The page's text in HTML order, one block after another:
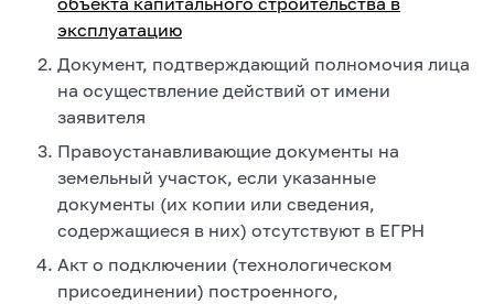
эксплуатацию
Документ, подтверждающий полномочия лица
на осуществление действий от имени
заявителя
Правоустанавливающие документы на
земельный участок, если указанные
документы (их копии или сведения,
содержащиеся в них) отсутствуют в ЕГРН
Акт о подключении (технологическом
присоединении) построенного,